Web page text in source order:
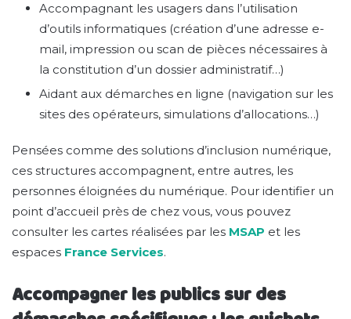
Accompagnant les usagers dans l’utilisation
d’outils informatiques (création d’une adresse e-
mail, impression ou scan de pièces nécessaires à
la constitution d’un dossier administratif…)
Aidant aux démarches en ligne (navigation sur les
sites des opérateurs, simulations d’allocations…)
Pensées comme des solutions d’inclusion numérique,
ces structures accompagnent, entre autres, les
personnes éloignées du numérique. Pour identifier un
point d’accueil près de chez vous, vous pouvez
consulter les cartes réalisées par les MSAP et les
espaces France Services.
Accompagner les publics sur des